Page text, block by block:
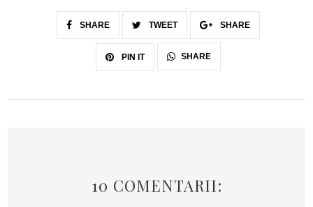
SHARE TWEET SHARE
PIN IT SHARE
10 COMENTARII: